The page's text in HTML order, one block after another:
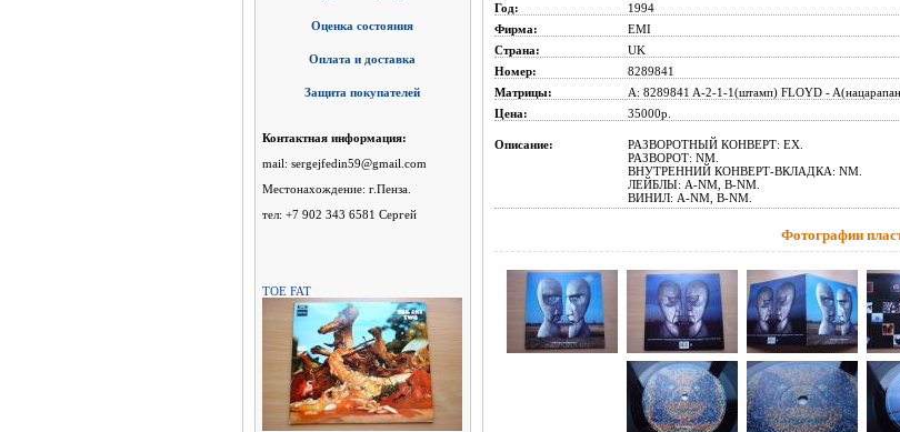
Оценка состояния
Оплата и доставка
Защита покупателей
Контактная информация:
mail: sergejfedin59@gmail.com
Местонахождение: г.Пенза.
тел: +7 902 343 6581 Сергей
TOE FAT
Год:
1994
Фирма:
EMI
Страна:
UK
Номер:
8289841
Матрицы:
A: 8289841 A-2-1-1(штамп) FLOYD -
Цена:
35000p.
Описание:
РАЗВОРОТНЫЙ КОНВЕРТ: EX.
РАЗВОРОТ: NM.
ВНУТРЕННИЙ КОНВЕРТ-ВКЛАДКА: NM.
ЛЕЙБЛЫ: A-NM, B-NM.
ВИНИЛ: A-NM, B-NM.
Фотографии